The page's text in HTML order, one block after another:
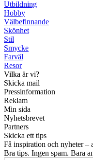
Utbildning
Hobby
Välbefinnande
Skönhet
Stil
Smycke
Farväl
Resor
Vilka är vi?
Skicka mail
Pressinformation
Reklam
Min sida
Nyhetsbrevet
Partners
Skicka ett tips
Få inspiration och nyheter –
Bra tips. Ingen spam. Bara